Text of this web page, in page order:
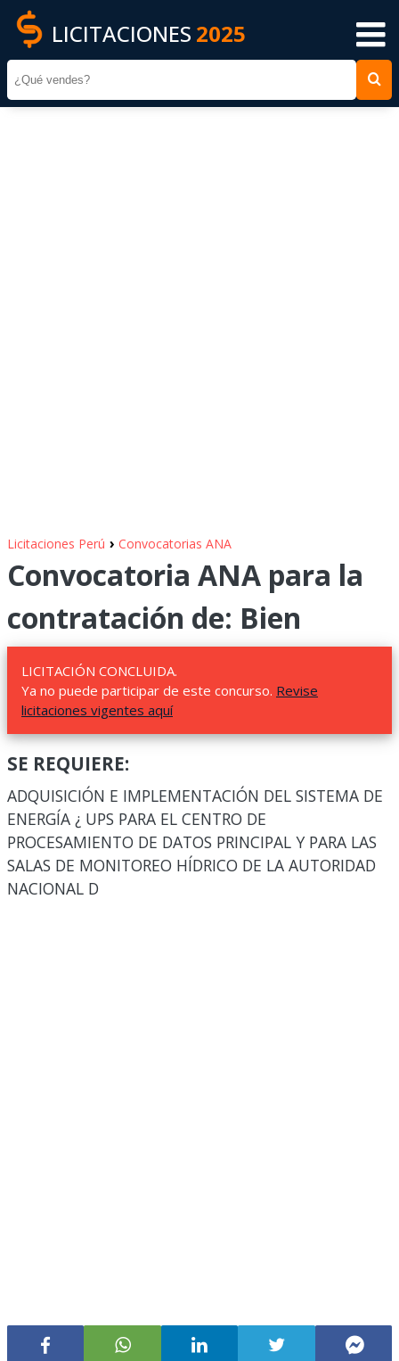
LICITACIONES 2025
Licitaciones Perú › Convocatorias ANA
Convocatoria ANA para la
contratación de: Bien
LICITACIÓN CONCLUIDA.
Ya no puede participar de este concurso. Revise
licitaciones vigentes aquí
SE REQUIERE:
ADQUISICIÓN E IMPLEMENTACIÓN DEL SISTEMA DE
ENERGÍA ¿ UPS PARA EL CENTRO DE
PROCESAMIENTO DE DATOS PRINCIPAL Y PARA LAS
SALAS DE MONITOREO HÍDRICO DE LA AUTORIDAD
NACIONAL D